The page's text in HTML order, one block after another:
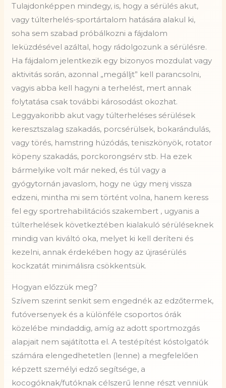
Tulajdonképpen mindegy, is, hogy a sérülés akut,
vagy túlterhelés-sportártalom hatására alakul ki,
soha sem szabad próbálkozni a fájdalom
leküzdésével azáltal, hogy rádolgozunk a sérülésre.
Ha fájdalom jelentkezik egy bizonyos mozdulat vagy
aktivitás során, azonnal „megálljt” kell parancsolni,
vagyis abba kell hagyni a terhelést, mert annak
folytatása csak további károsodást okozhat.
Leggyakoribb akut vagy túlterheléses sérülések
keresztszalag szakadás, porcsérülsek, bokarándulás,
vagy törés, hamstring húzódás, teniszkönyök, rotator
köpeny szakadás, porckorongsérv stb. Ha ezek
bármelyike volt már neked, és túl vagy a
gyógytornán javaslom, hogy ne úgy menj vissza
edzeni, mintha mi sem történt volna, hanem keress
fel egy sportrehabilitációs szakembert , ugyanis a
túlterhelések következtében kialakuló sérüléseknek
mindig van kiváltó oka, melyet ki kell deríteni és
kezelni, annak érdekében hogy az újrasérülés
kockzatát minimálisra csökkentsük.
Hogyan előzzük meg?
Szívem szerint senkit sem engednék az edzőtermek,
futóversenyek és a különféle csoportos órák
közelébe mindaddig, amíg az adott sportmozgás
alapjait nem sajátította el. A testépítést kóstolgatók
számára elengedhetetlen (lenne) a megfelelően
képzett személyi edző segítsége, a
kocogóknak/futóknak célszerű lenne részt venniük